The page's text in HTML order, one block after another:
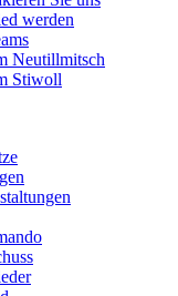
werden
Neutillmitsch
Stiwoll